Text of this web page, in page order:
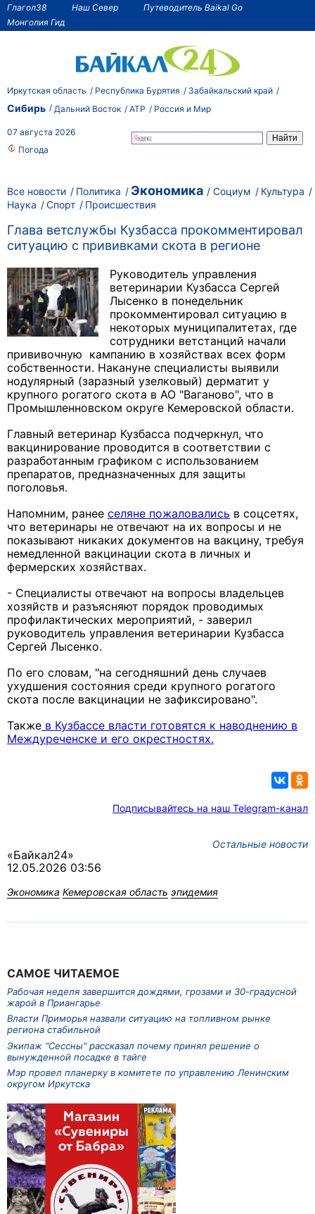
Глагол38 Наш Север
Путеводитель Baikal Go
Монголия Гид
Иркутская область Республика Бурятия Забайкальский край
Сибирь Дальний Восток АТР Россия и Мир
07 августа 2026
Погода
Все новости Политика Экономика Социум
Культура
Наука
Спорт Происшествия
Глава ветслужбы Кузбасса прокомментировал
ситуацию с прививками скота в регионе
Руководитель управления
ветеринарии Кузбасса Сергей
Лысенко в понедельник
прокомментировал ситуацию в
некоторых муниципалитетах, где
сотрудники ветстанций начали
прививочную кампанию в хозяйствах всех форм
собственности. Накануне специалисты выявили
нодулярный (заразный узелковый) дерматит у
крупного рогатого скота в АО "Ваганово", что в
Промышленновском округе Кемеровской области.
Главный ветеринар Кузбасса подчеркнул, что
вакцинирование проводится в соответствии с
разработанным графиком с использованием
препаратов, предназначенных для защиты
поголовья.
Напомним, ранее селяне пожаловались в соцсетях,
что ветеринары не отвечают на их вопросы и не
показывают никаких документов на вакцину, требуя
немедленной вакцинации скота в личных и
фермерских хозяйствах.
- Специалисты отвечают на вопросы владельцев
хозяйств и разъясняют порядок проводимых
профилактических мероприятий, - заверил
руководитель управления ветеринарии Кузбасса
Сергей Лысенко.
По его словам, "на сегодняшний день случаев
ухудшения состояния среди крупного рогатого
скота после вакцинации не зафиксировано".
Также в Кузбассе власти готовятся к наводнению в
Междуреченске и его окрестностях.
Подписывайтесь на наш Telegram-канал
Остальные новости
«Байкал24»
12.05.2026 03:56
Экономика Кемеровская область эпидемия
САМОЕ ЧИТАЕМОЕ
Рабочая неделя завершится дождями, грозами и 30-градусной
жарой в Приангарье
Власти Приморья назвали ситуацию на топливном рынке
региона стабильной
Экипаж "Сессны" рассказал почему принял решение о
вынужденной посадке в тайге
Мэр провел планерку в комитете по управлению Ленинским
округом Иркутска